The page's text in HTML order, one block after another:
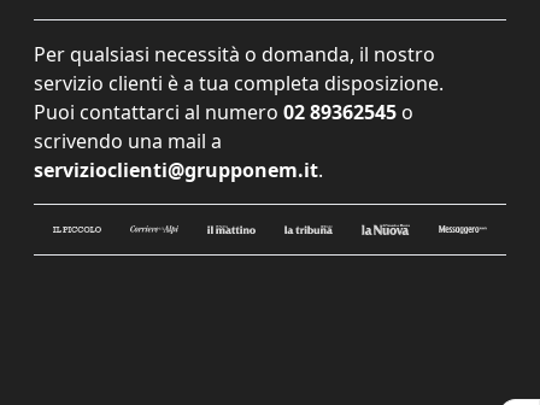
Per qualsiasi necessità o domanda, il nostro
servizio clienti è a tua completa disposizione.
Puoi contattarci al numero 02 89362545 o
scrivendo una mail a
servizioclienti@grupponem.it.